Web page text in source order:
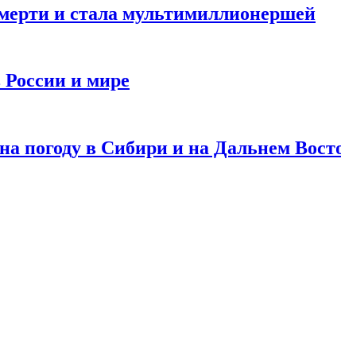
и стала мультимиллионершей
России и мире
погоду в Сибири и на Дальнем